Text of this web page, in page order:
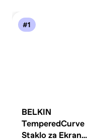
#1
BELKIN
TemperedCurve
Staklo za Ekran